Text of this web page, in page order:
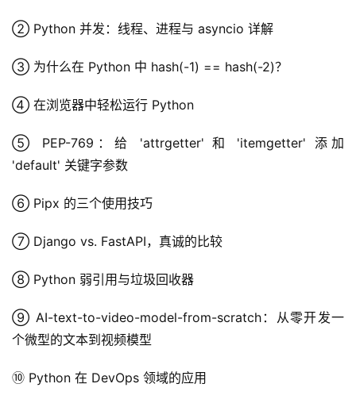
② Python 并发：线程、进程与 asyncio 详解
③ 为什么在 Python 中 hash(-1) == hash(-2)？
④ 在浏览器中轻松运行 Python
⑤ PEP-769：给 'attrgetter' 和 'itemgetter' 添加
'default' 关键字参数
⑥ Pipx 的三个使用技巧
⑦ Django vs. FastAPI，真诚的比较
⑧ Python 弱引用与垃圾回收器
⑨ AI-text-to-video-model-from-scratch：从零开发一
个微型的文本到视频模型
⑩ Python 在 DevOps 领域的应用